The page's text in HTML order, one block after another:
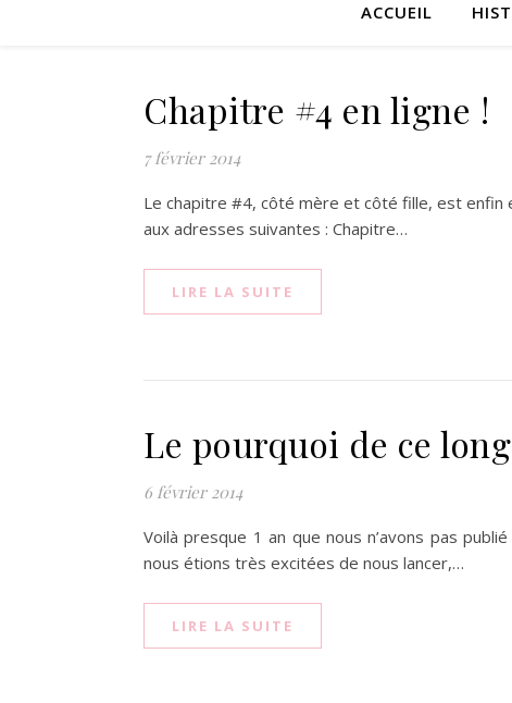
ACCUEIL
Chapitre #4 en ligne !
7 février 2014
Le chapitre #4, côté mère et côté fille, est enfin
aux adresses suivantes : Chapitre…
LIRE LA SUITE
Le pourquoi de ce
6 février 2014
Voilà presque 1 an que nous n’avons pas
nous étions très excitées de nous lancer,…
LIRE LA SUITE